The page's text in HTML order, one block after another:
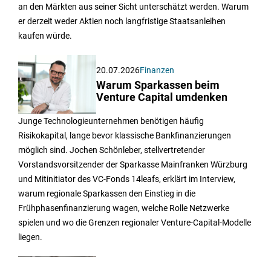
an den Märkten aus seiner Sicht unterschätzt werden. Warum
er derzeit weder Aktien noch langfristige Staatsanleihen
kaufen würde.
20.07.2026Finanzen
Warum Sparkassen beim
Venture Capital umdenken
Junge Technologieunternehmen benötigen häufig
Risikokapital, lange bevor klassische Bankfinanzierungen
möglich sind. Jochen Schönleber, stellvertretender
Vorstandsvorsitzender der Sparkasse Mainfranken Würzburg
und Mitinitiator des VC-Fonds 14leafs, erklärt im Interview,
warum regionale Sparkassen den Einstieg in die
Frühphasenfinanzierung wagen, welche Rolle Netzwerke
spielen und wo die Grenzen regionaler Venture-Capital-Modelle
liegen.